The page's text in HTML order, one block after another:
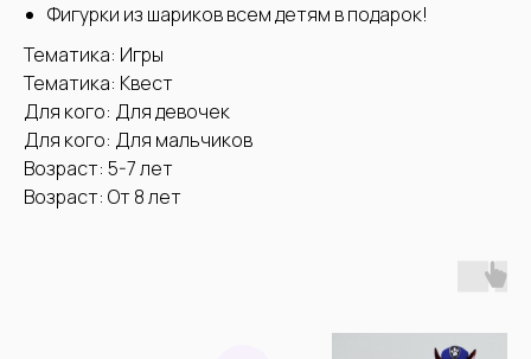
Фигурки из шариков всем детям в подарок!
Тематика: Игры
Тематика: Квест
Для кого: Для девочек
Для кого: Для мальчиков
Возраст: 5-7 лет
Возраст: От 8 лет